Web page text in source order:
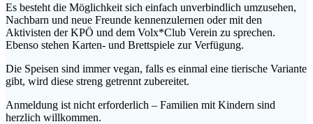
Es besteht die Möglichkeit sich einfach unverbindlich umzusehen,
Nachbarn und neue Freunde kennenzulernen oder mit den
Aktivisten der KPÖ und dem Volx*Club Verein zu sprechen.
Ebenso stehen Karten- und Brettspiele zur Verfügung.
Die Speisen sind immer vegan, falls es einmal eine tierische Variante
gibt, wird diese streng getrennt zubereitet.
Anmeldung ist nicht erforderlich – Familien mit Kindern sind
herzlich willkommen.